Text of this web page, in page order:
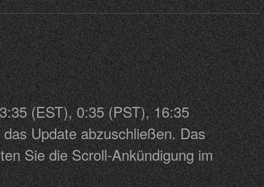
(EST), 0:35 (PST), 16:35
Update abzuschließen. Das
Sie die Scroll-Ankündigung im